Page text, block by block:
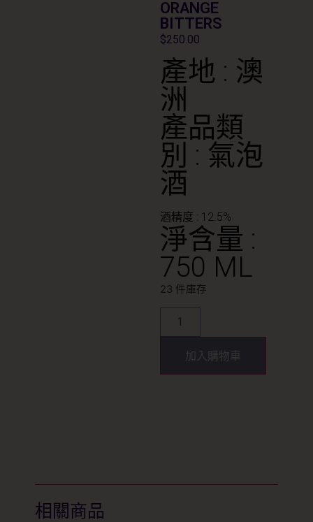
ORANGE
BITTERS
$250.00
產地 : 澳
洲
產品類
別 : 氣泡
酒
酒精度 : 12.5%
淨含量 :
750 ML
23 件庫存
加入購物車
相關商品